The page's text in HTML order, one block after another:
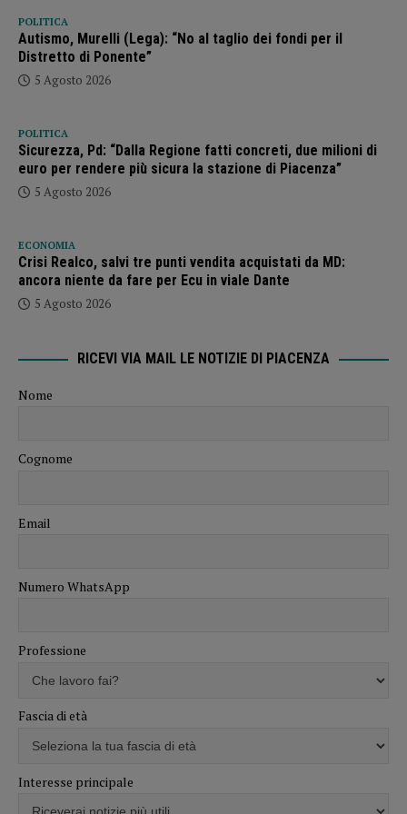
POLITICA
Autismo, Murelli (Lega): “No al taglio dei fondi per il
Distretto di Ponente”
5 Agosto 2026
POLITICA
Sicurezza, Pd: “Dalla Regione fatti concreti, due milioni di
euro per rendere più sicura la stazione di Piacenza”
5 Agosto 2026
ECONOMIA
Crisi Realco, salvi tre punti vendita acquistati da MD:
ancora niente da fare per Ecu in viale Dante
5 Agosto 2026
RICEVI VIA MAIL LE NOTIZIE DI PIACENZA
Nome
Cognome
Email
Numero WhatsApp
Professione
Fascia di età
Interesse principale